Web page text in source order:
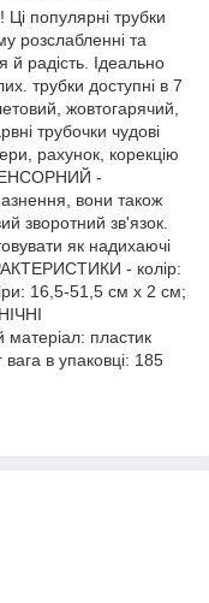
популярні трубки
розслабленні та
й радість. Ідеально
трубки доступні в 7
жовтогарячий,
трубочки чудові
рахунок, корекцію
-
вони також
зворотний зв'язок.
як надихаючі
- колір:
16,5-51,5 см х 2 см;
пластик
в упаковці: 185